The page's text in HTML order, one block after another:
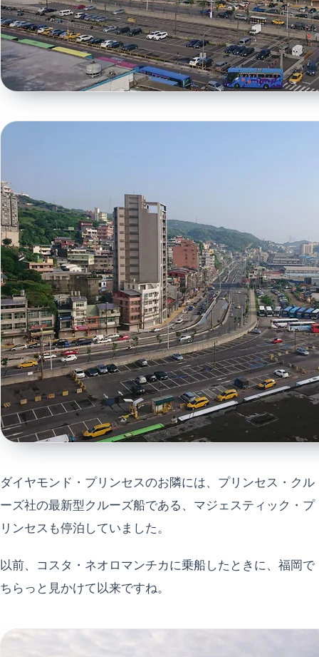
ダイヤモンド・プリンセスのお隣には、プリンセス・クル
ーズ社の最新型クルーズ船である、マジェスティック・プ
リンセスも停泊していました。
以前、コスタ・ネオロマンチカに乗船したときに、福岡で
ちらっと見かけて以来ですね。